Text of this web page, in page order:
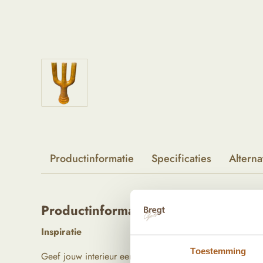
Toestemming
Productinformatie Specificaties
Productinformatie
Inspiratie
Geef jouw interieur een vrolijke touch met onze